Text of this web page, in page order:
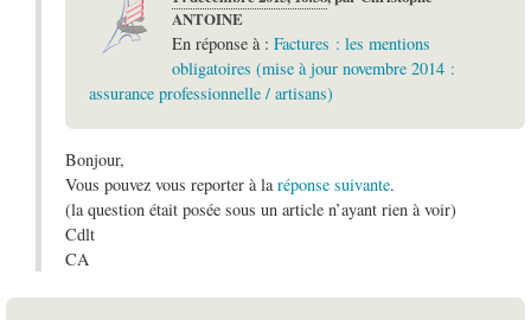
ANTOINE
En réponse à : Factures : les mentions
obligatoires (mise à jour novembre 2014 :
assurance professionnelle / artisans)
Bonjour,
Vous pouvez vous reporter à laréponse suivante.
(la question était posée sous un article n’ayant rien à voir)
Cdlt
CA